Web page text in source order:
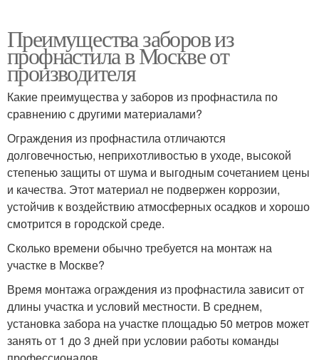
Преимущества заборов из
профнастила в Москве от
производителя
Какие преимущества у заборов из профнастила по
сравнению с другими материалами?
Ограждения из профнастила отличаются
долговечностью, неприхотливостью в уходе, высокой
степенью защиты от шума и выгодным сочетанием цены
и качества. Этот материал не подвержен коррозии,
устойчив к воздействию атмосферных осадков и хорошо
смотрится в городской среде.
Сколько времени обычно требуется на монтаж на
участке в Москве?
Время монтажа ограждения из профнастила зависит от
длины участка и условий местности. В среднем,
установка забора на участке площадью 50 метров может
занять от 1 до 3 дней при условии работы команды